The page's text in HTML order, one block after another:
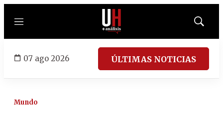
Menú
Mostrar
07 ago 2026 ÚLTIMAS NOTICIAS
Mundo